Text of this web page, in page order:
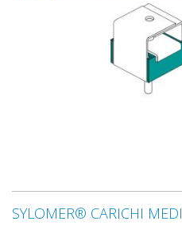
SYLOMER® CARICHI MEDI